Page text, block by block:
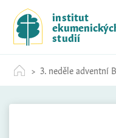
c
institut
studií
3. neděle adventní